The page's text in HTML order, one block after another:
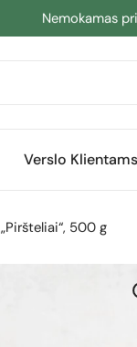
Nemokamas
Verslo Klientams
500 g